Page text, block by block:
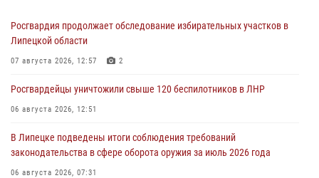
Росгвардия продолжает обследование избирательных участков в
Липецкой области
07 августа 2026, 12:57 2
Росгвардейцы уничтожили свыше 120 беспилотников в ЛНР
06 августа 2026, 12:51
В Липецке подведены итоги соблюдения требований
законодательства в сфере оборота оружия за июль 2026 года
06 августа 2026, 07:31